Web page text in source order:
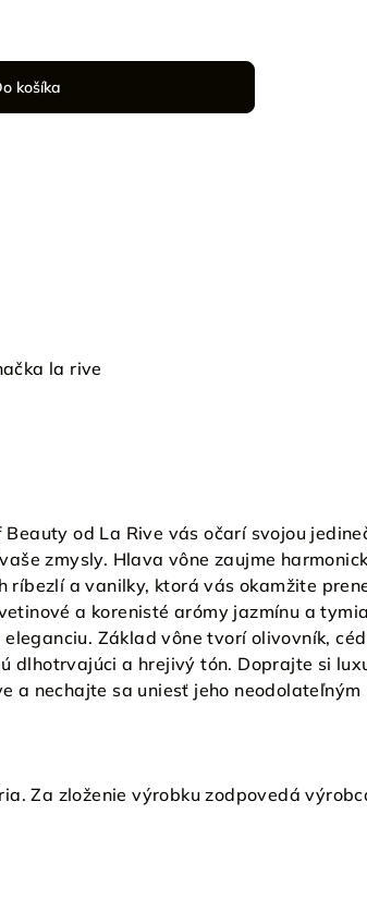
košíka
la rive
od La Rive vás očarí svojou
zmysly. Hlava vône zaujme
ríbezlí a vanilky, ktorá vás okamžite
a korenisté arómy jazmínu a
Základ vône tvorí olivovník,
dlhotrvajúci a hrejivý tón. Doprajte si
a nechajte sa uniesť jeho neodolateľným
Za zloženie výrobku zodpovedá